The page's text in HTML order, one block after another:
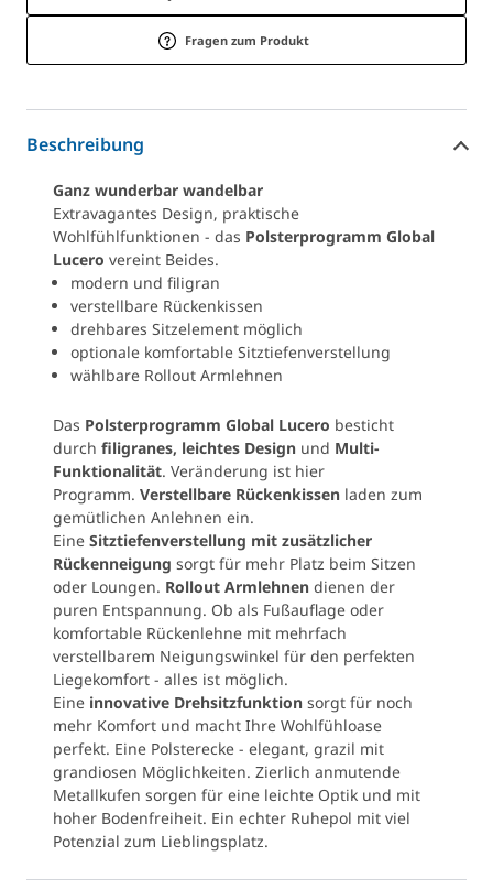
Fragen zum Produkt
Beschreibung
Ganz wunderbar wandelbar
Extravagantes Design, praktische
Wohlfühlfunktionen - das Polsterprogramm Global
Lucero vereint Beides.
modern und filigran
verstellbare Rückenkissen
drehbares Sitzelement möglich
optionale komfortable Sitztiefenverstellung
wählbare Rollout Armlehnen
Das Polsterprogramm Global Lucero besticht
durch filigranes, leichtes Design und Multi-
Funktionalität. Veränderung ist hier
Programm. Verstellbare Rückenkissen laden zum
gemütlichen Anlehnen ein.
Eine Sitztiefenverstellung mit zusätzlicher
Rückenneigung sorgt für mehr Platz beim Sitzen
oder Loungen. Rollout Armlehnen dienen der
puren Entspannung. Ob als Fußauflage oder
komfortable Rückenlehne mit mehrfach
verstellbarem Neigungswinkel für den perfekten
Liegekomfort - alles ist möglich.
Eine innovative Drehsitzfunktion sorgt für noch
mehr Komfort und macht Ihre Wohlfühloase
perfekt. Eine Polsterecke - elegant, grazil mit
grandiosen Möglichkeiten. Zierlich anmutende
Metallkufen sorgen für eine leichte Optik und mit
hoher Bodenfreiheit. Ein echter Ruhepol mit viel
Potenzial zum Lieblingsplatz.